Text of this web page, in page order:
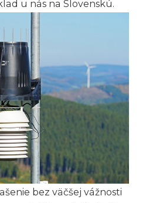
u nás na Slovenskú.
bez väčšej vážnosti